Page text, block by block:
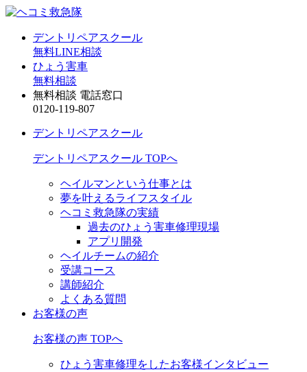
デントリペアスクール
無料LINE相談
ひょう害車
無料相談
無料相談 電話窓口
0120-119-807
デントリペアスクール
デントリペアスクール TOPへ
ヘイルマンという仕事とは
夢を叶えるライフスタイル
ヘコミ救急隊の実績
過去のひょう害車修理現場
アプリ開発
ヘイルチームの紹介
受講コース
講師紹介
よくある質問
お客様の声
お客様の声 TOPへ
ひょう害車修理をしたお客様インタビュー